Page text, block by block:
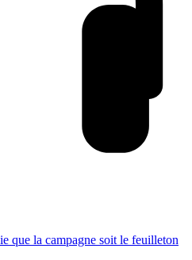
que la campagne soit le feuilleton